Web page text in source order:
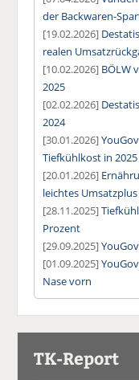
der Backwaren-
[19.02.2026]
realen
[10.02.2026] BÖLW
2025
[02.02.2026]
2024
[30.01.2026]
Tiefkühlkost in 2025
[20.01.2026]
leichtes Umsatzplus
[28.11.2025]
Prozent
[29.09.2025]
[01.09.2025]
Nase vorn
TK-Report